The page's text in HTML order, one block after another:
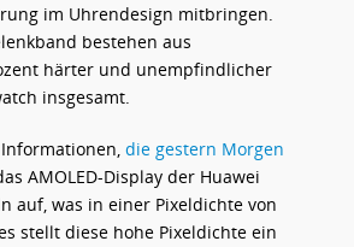
im Uhrendesign mitbringen.
bestehen aus
härter und unempfindlicher
insgesamt.
die gestern Morgen
AMOLED-Display der Huawei
auf, was in einer Pixeldichte von
stellt diese hohe Pixeldichte ein